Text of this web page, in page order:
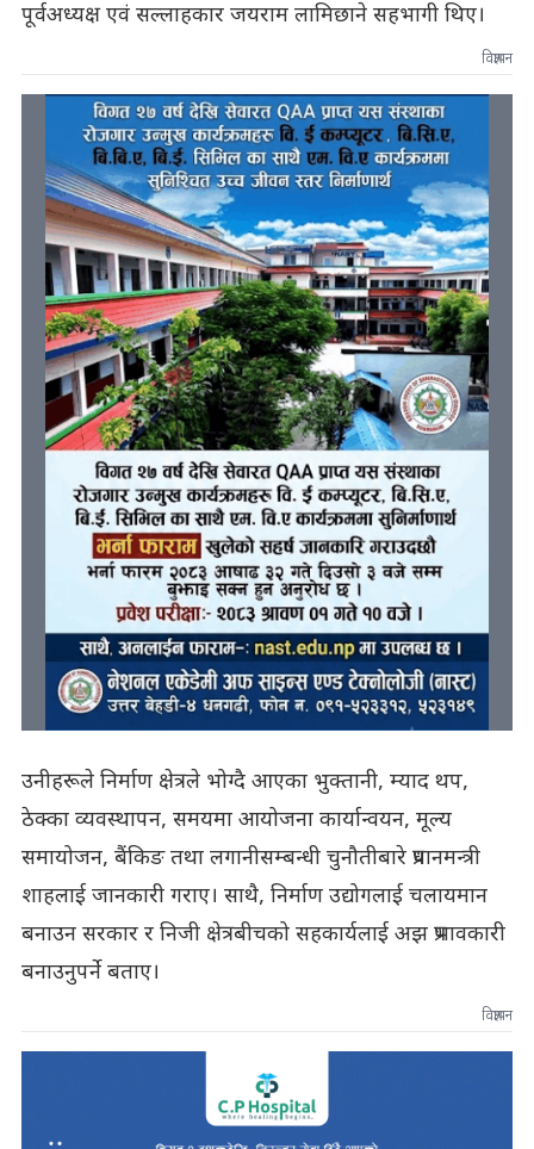
पूर्वअध्यक्ष एवं सल्लाहकार जयराम लामिछाने सहभागी थिए।
विज्ञापन
उनीहरूले निर्माण क्षेत्रले भोग्दै आएका भुक्तानी, म्याद थप,
ठेक्का व्यवस्थापन, समयमा आयोजना कार्यान्वयन, मूल्य
समायोजन, बैंकिङ तथा लगानीसम्बन्धी चुनौतीबारे प्रधानमन्त्री
शाहलाई जानकारी गराए। साथै, निर्माण उद्योगलाई चलायमान
बनाउन सरकार र निजी क्षेत्रबीचको सहकार्यलाई अझ प्रभावकारी
बनाउनुपर्ने बताए।
विज्ञापन